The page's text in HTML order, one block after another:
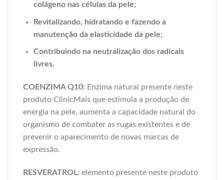
colágeno nas células da pele;
Revitalizando, hidratando e fazendo a
manutenção da elasticidade da pele;
Contribuindo na neutralização dos radicais
livres.
COENZIMA Q10: Enzima natural presente neste
produto ClinicMais que estimula a produção de
energia na pele, aumenta a capacidade natural do
organismo de combater as rugas existentes e de
prevenir o aparecimento de novas marcas de
expressão.
RESVERATROL: elemento presente neste produto